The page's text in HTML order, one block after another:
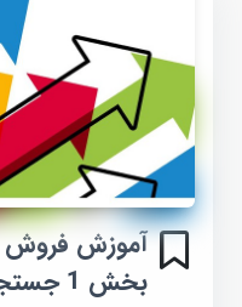
آموزش فروش
بخش 1 جستجو